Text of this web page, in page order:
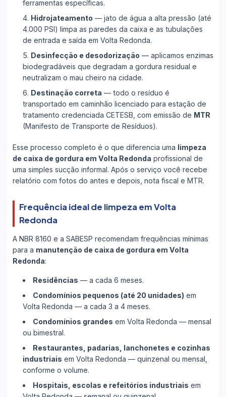
ferramentas específicas.
Hidrojateamento — jato de água a alta pressão (até
4.000 PSI) limpa as paredes da caixa e as tubulações
de entrada e saída em Volta Redonda.
Desinfecção e desodorização — aplicamos enzimas
biodegradáveis que degradam a gordura residual e
neutralizam o mau cheiro na cidade.
Destinação correta — todo o resíduo é
transportado em caminhão licenciado para estação de
tratamento credenciada CETESB, com emissão de MTR
(Manifesto de Transporte de Resíduos).
Esse processo completo é o que diferencia uma limpeza
de caixa de gordura em Volta Redonda profissional de
uma simples sucção informal. Após o serviço você recebe
relatório com fotos do antes e depois, nota fiscal e MTR.
Frequência ideal de limpeza em Volta
Redonda
A NBR 8160 e a SABESP recomendam frequências mínimas
para a manutenção de caixa de gordura em Volta
Redonda:
Residências — a cada 6 meses.
Condomínios pequenos (até 20 unidades) em
Volta Redonda — a cada 3 a 4 meses.
Condomínios grandes em Volta Redonda — mensal
ou bimestral.
Restaurantes, padarias, lanchonetes e cozinhas
industriais em Volta Redonda — quinzenal ou mensal,
conforme o volume.
Hospitais, escolas e refeitórios industriais em